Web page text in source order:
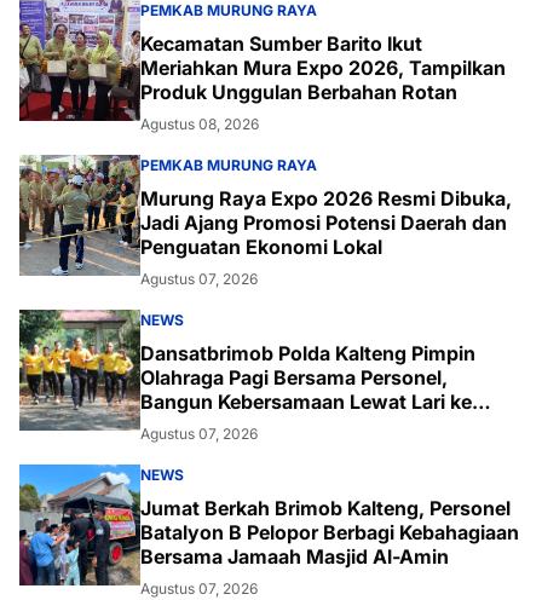
PEMKAB MURUNG RAYA
Kecamatan Sumber Barito Ikut
Meriahkan Mura Expo 2026, Tampilkan
Produk Unggulan Berbahan Rotan
Agustus 08, 2026
PEMKAB MURUNG RAYA
Murung Raya Expo 2026 Resmi Dibuka,
Jadi Ajang Promosi Potensi Daerah dan
Penguatan Ekonomi Lokal
Agustus 07, 2026
NEWS
Dansatbrimob Polda Kalteng Pimpin
Olahraga Pagi Bersama Personel,
Bangun Kebersamaan Lewat Lari ke
Bukit Baranahu
Agustus 07, 2026
NEWS
Jumat Berkah Brimob Kalteng, Personel
Batalyon B Pelopor Berbagi Kebahagiaan
Bersama Jamaah Masjid Al-Amin
Agustus 07, 2026